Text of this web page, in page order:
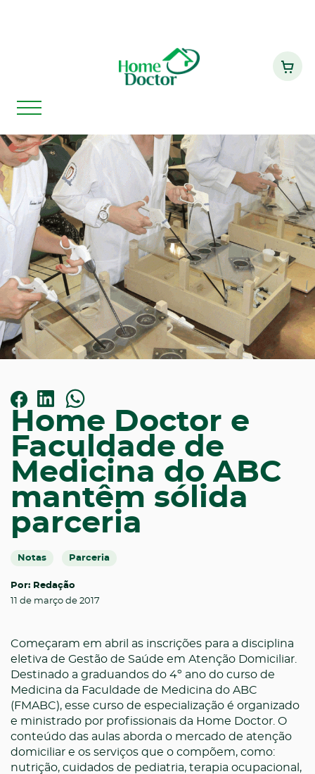
Home
Home Doctor e
Faculdade de
Medicina do ABC
mantêm sólida
parceria
Notas Parceria
Por: Redação
11 de março de 2017
Começaram em abril as inscrições para a disciplina
eletiva de Gestão de Saúde em Atenção Domiciliar.
Destinado a graduandos do 4º ano do curso de
Medicina da Faculdade de Medicina do ABC
(FMABC), esse curso de especialização é organizado
e ministrado por profissionais da Home Doctor. O
conteúdo das aulas aborda o mercado de atenção
domiciliar e os serviços que o compõem, como:
nutrição, cuidados de pediatria, terapia ocupacional,